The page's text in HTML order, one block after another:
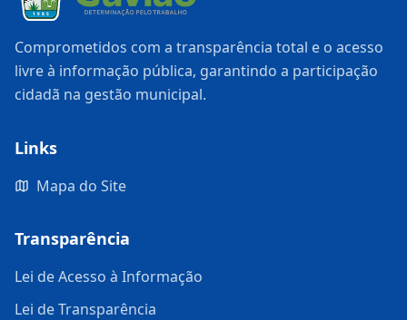
Comprometidos com a transparência total e o acesso
livre à informação pública, garantindo a participação
cidadã na gestão municipal.
Links
Mapa do Site
Transparência
Lei de Acesso à Informação
Lei de Transparência